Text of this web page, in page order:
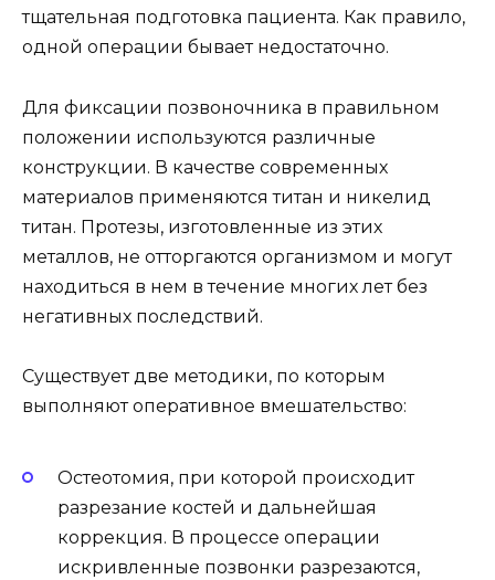
тщательная подготовка пациента. Как правило,
одной операции бывает недостаточно.
Для фиксации позвоночника в правильном
положении используются различные
конструкции. В качестве современных
материалов применяются титан и никелид
титан. Протезы, изготовленные из этих
металлов, не отторгаются организмом и могут
находиться в нем в течение многих лет без
негативных последствий.
Существует две методики, по которым
выполняют оперативное вмешательство:
Остеотомия, при которой происходит
разрезание костей и дальнейшая
коррекция. В процессе операции
искривленные позвонки разрезаются,